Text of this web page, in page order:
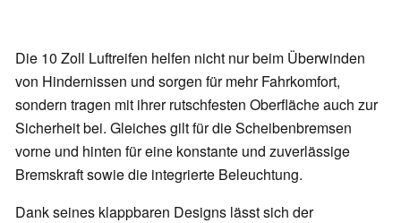
Die 10 Zoll Luftreifen helfen nicht nur beim Überwinden
von Hindernissen und sorgen für mehr Fahrkomfort,
sondern tragen mit ihrer rutschfesten Oberfläche auch zur
Sicherheit bei. Gleiches gilt für die Scheibenbremsen
vorne und hinten für eine konstante und zuverlässige
Bremskraft sowie die integrierte Beleuchtung.
Dank seines klappbaren Designs lässt sich der